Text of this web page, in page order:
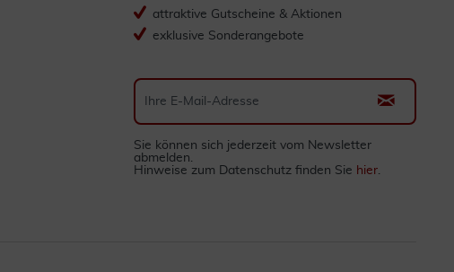
attraktive Gutscheine & Aktionen
exklusive Sonderangebote
Sie können sich jederzeit vom Newsletter
abmelden.
Hinweise zum Datenschutz finden Sie hier.